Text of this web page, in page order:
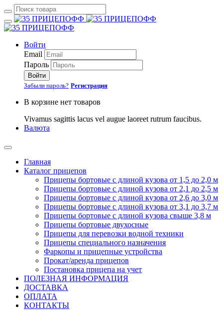
Войти
Email
Пароль
Войти
Забыли пароль? Регистрация
В корзине нет товаров
Vivamus sagittis lacus vel augue laoreet rutrum faucibus.
Валюта
Главная
Каталог прицепов
Прицепы бортовые с длиной кузова от 1,5 до 2,0 м
Прицепы бортовые с длиной кузова от 2,1 до 2,5 м
Прицепы бортовые с длиной кузова от 2,6 до 3,0 м
Прицепы бортовые с длиной кузова от 3,1 до 3,7 м
Прицепы бортовые с длиной кузова свыше 3,8 м
Прицепы бортовые двухосные
Прицепы для перевозки водной техники
Прицепы специального назначения
Фаркопы и прицепные устройства
Прокат/аренда прицепов
Постановка прицепа на учет
ПОЛЕЗНАЯ ИНФОРМАЦИЯ
ДОСТАВКА
ОПЛАТА
КОНТАКТЫ